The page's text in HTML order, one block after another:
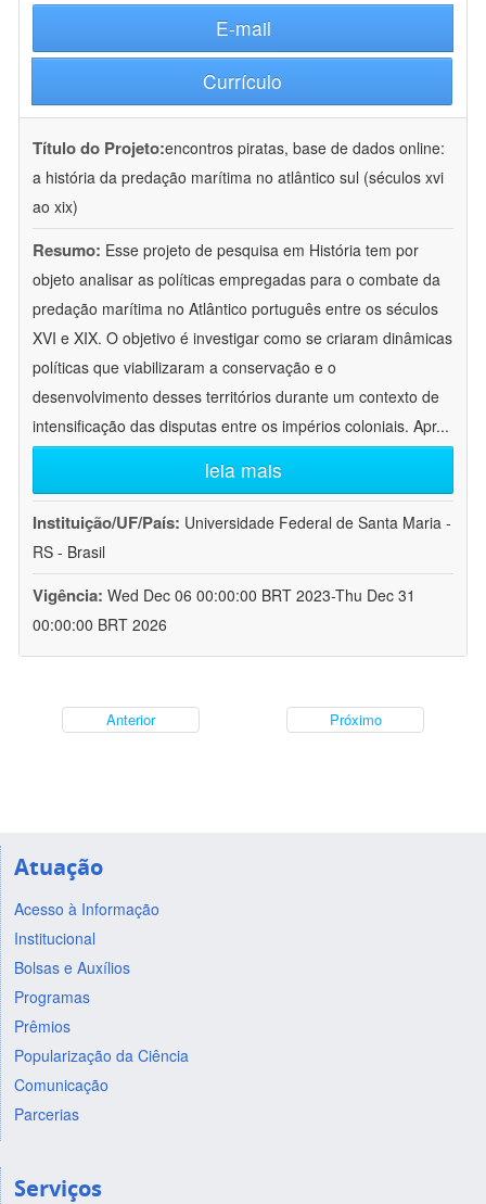
E-mail
Currículo
Título do Projeto:encontros piratas, base de dados online:
a história da predação marítima no atlântico sul (séculos xvi
ao xix)
Resumo: Esse projeto de pesquisa em História tem por
objeto analisar as políticas empregadas para o combate da
predação marítima no Atlântico português entre os séculos
XVI e XIX. O objetivo é investigar como se criaram dinâmicas
políticas que viabilizaram a conservação e o
desenvolvimento desses territórios durante um contexto de
intensificação das disputas entre os impérios coloniais. Apr...
leia mais
Instituição/UF/País: Universidade Federal de Santa Maria -
RS - Brasil
Vigência: Wed Dec 06 00:00:00 BRT 2023-Thu Dec 31
00:00:00 BRT 2026
Anterior Próximo
Atuação
Acesso à Informação
Institucional
Bolsas e Auxílios
Programas
Prêmios
Popularização da Ciência
Comunicação
Parcerias
Serviços